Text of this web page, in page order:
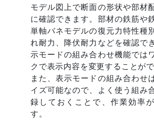
モデル図上で断面の形状や部材
に確認できます。部材の鉄筋や
単軸バネモデルの復元力特性種
れ耐力、降伏耐力などを確認で
示モードの組み合わせ機能では
クで表示内容を変更することがで
また、表示モードの組み合わせ
イズ可能なので、よく使う組み
録しておくことで、作業効率
す。